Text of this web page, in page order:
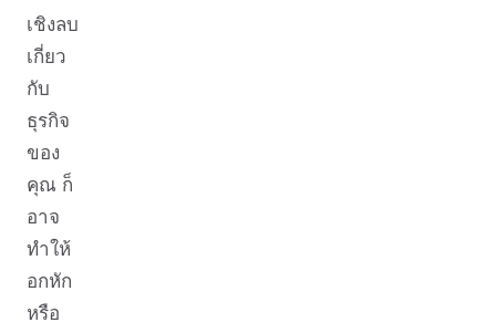
เชิงลบ
เกี่ยว
กับ
ธุรกิจ
ของ
คุณ ก็
อาจ
ทำให้
อกหัก
หรือ